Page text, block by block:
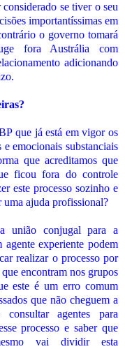
se tiver o seu
importantíssimas em
o governo tomará
fora Austrália com
adicionando
que já está em vigor os
e emocionais substanciais
que acreditamos que
ficou fora do controle
este processo sozinho e
uma ajuda profissional?
união conjugal para a
experiente podem
realizar o processo por
encontram nos grupos
este é um erro comum
que não cheguem a
agentes para
processo e saber que
vai dividir esta